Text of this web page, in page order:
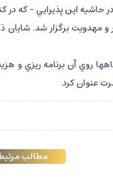
حاشيه اين پذيرايي - كه
و مهدويت برگزار شد.
آن برنامه ريزي و
عنوان كرد.
مطالب